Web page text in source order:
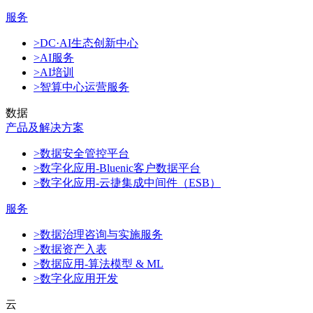
服务
>DC·AI生态创新中心
>AI服务
>AI培训
>智算中心运营服务
数据
产品及解决方案
>数据安全管控平台
>数字化应用-Bluenic客户数据平台
>数字化应用-云捷集成中间件（ESB）
服务
>数据治理咨询与实施服务
>数据资产入表
>数据应用-算法模型 & ML
>数字化应用开发
云